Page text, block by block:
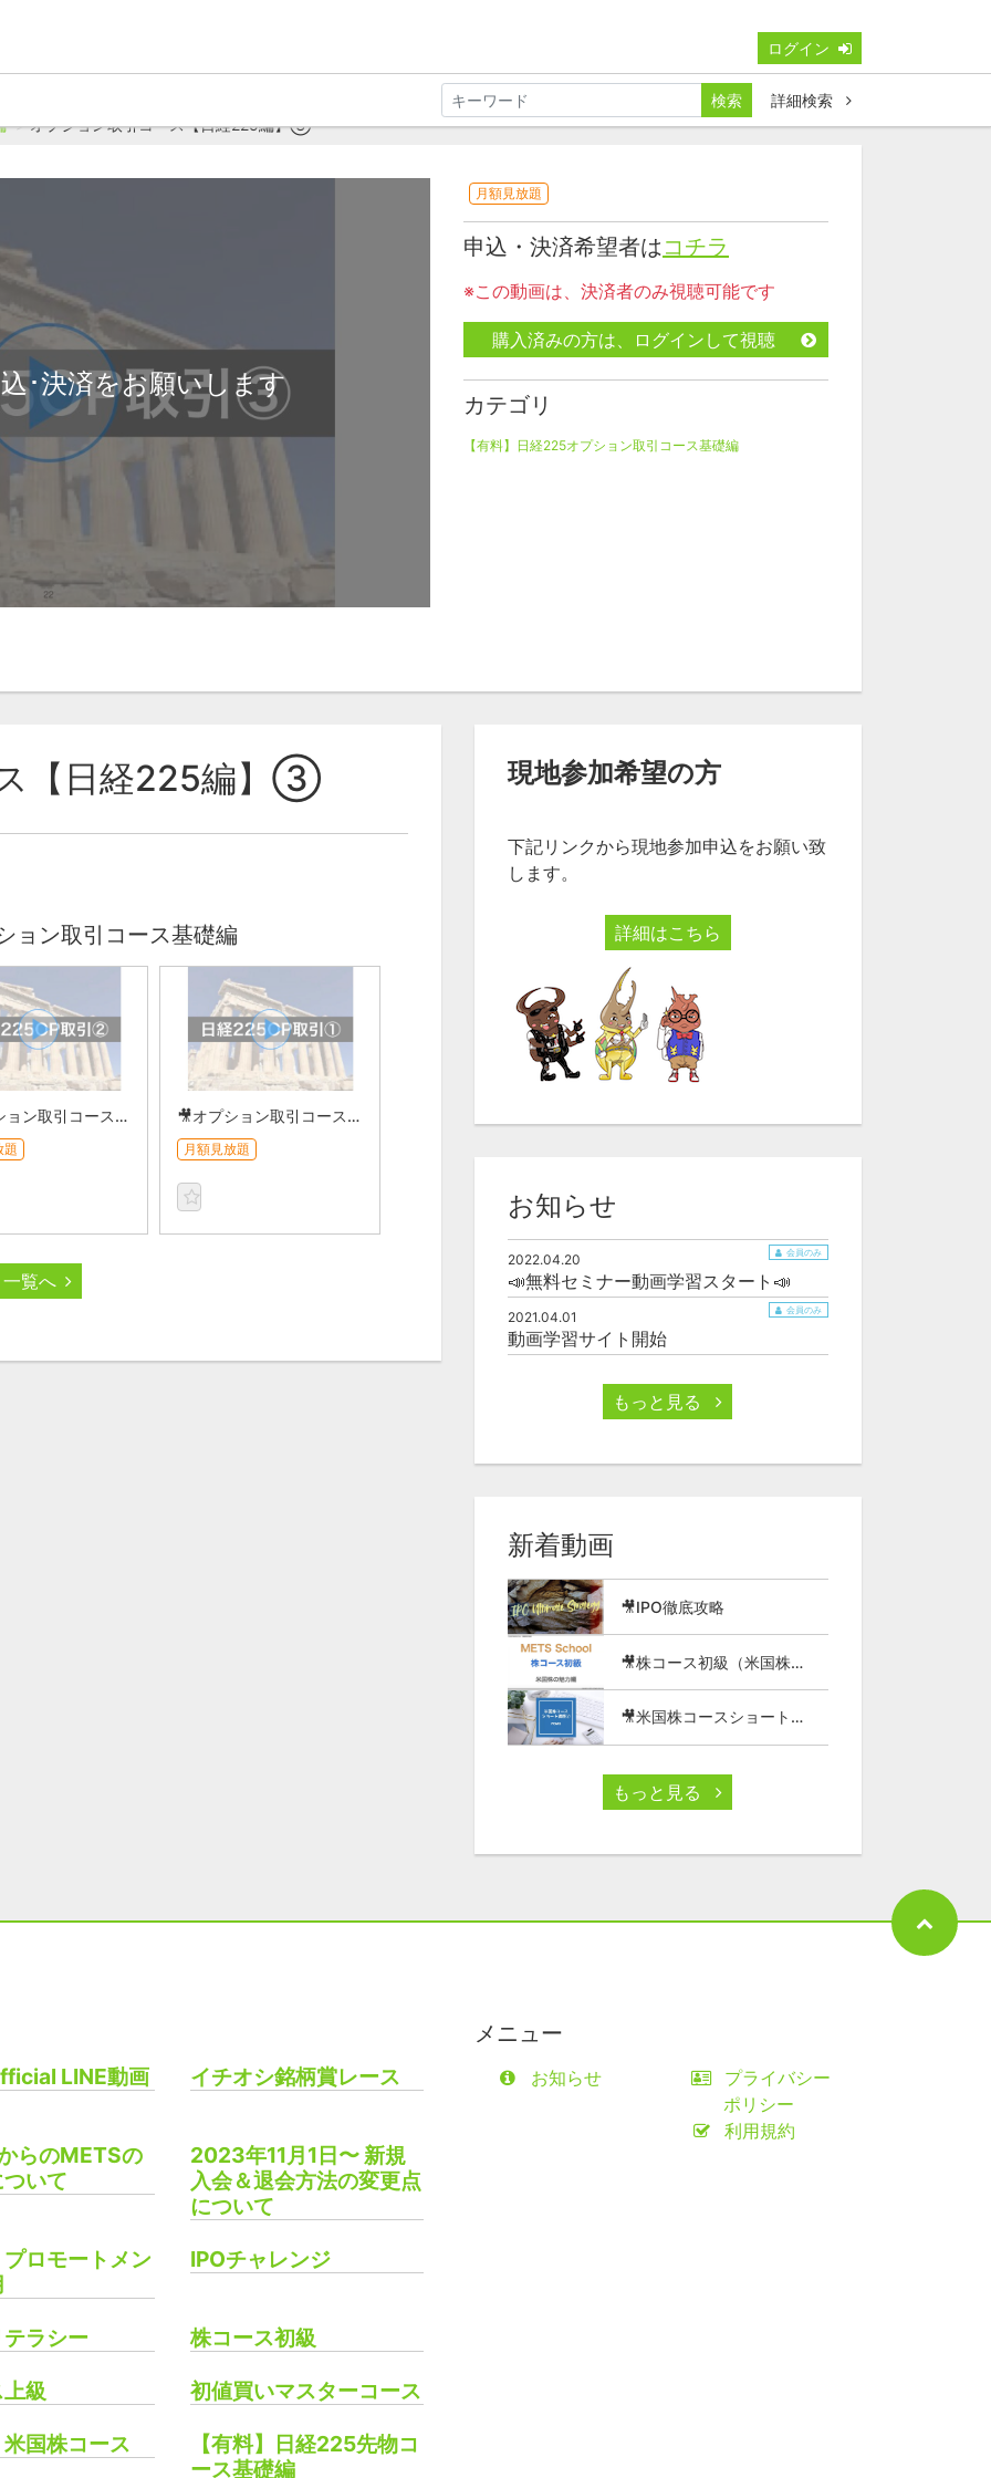
ログイン
検索
詳細検索
オプション取引コース【日経225編】③
･決済をお願いします
月額見放題
申込・決済希望者はコチラ
※この動画は、決済者のみ視聴可能です
購入済みの方は、ログインして視聴
カテゴリ
【有料】日経225オプション取引コース基礎編
【日経225編】③
ョン取引コース基礎編
🎥オプション取引コース【日経225編】②
題
🎥オプション取引コース【日経225編】①
月額見放題
一覧へ
現地参加希望の方
下記リンクから現地参加申込をお願い致
します。
詳細はこちら
お知らせ
2022.04.20 会員のみ
📣無料セミナー動画学習スタート📣
2021.04.01 会員のみ
動画学習サイト開始
もっと見る
新着動画
🎥IPO徹底攻略
🎥株コース初級（米国株の魅力編）
🎥米国株コースショート講座⑦
もっと見る
LINE動画 イチオシ銘柄賞レース
らのMETSの
いて
2023年11月1日〜 新規
入会＆退会方法の変更点
について
プロモートメン
IPOチャレンジ
ラシー
株コース初級
級
初値買いマスターコース
米国株コース
【有料】日経225先物コ
ース基礎編
メニュー
お知らせ
プライバシー
ポリシー
利用規約